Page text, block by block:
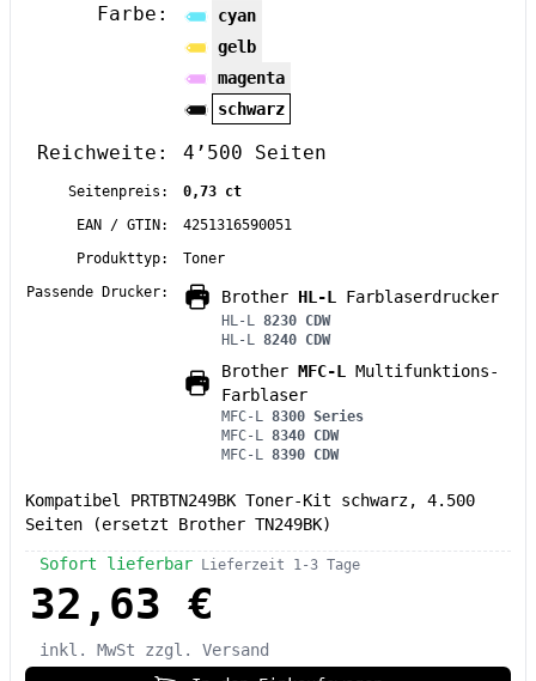
Farbe:
cyan
gelb
magenta
schwarz
Reichweite: 4’500 Seiten
Seitenpreis:
0,73 ct
EAN / GTIN:
4251316590051
Produkttyp:
Toner
Passende Drucker:
Brother HL-L Farblaserdrucker
HL-L 8230 CDW
HL-L 8240 CDW
Brother MFC-L
Multifunktions-
Farblaser
MFC-L 8300 Series
MFC-L 8340 CDW
MFC-L 8390 CDW
Kompatibel PRTBTN249BK Toner-Kit schwarz, 4.500
Seiten (ersetzt Brother TN249BK)
Sofort lieferbar Lieferzeit 1-3 Tage
32,63 €
inkl. MwSt
zzgl. Versand